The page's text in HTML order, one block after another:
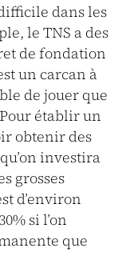
dans les
le TNS a des
de fondation
un carcan à
de jouer que
établir un
obtenir des
investira
grosses
d’environ
si l’on
que